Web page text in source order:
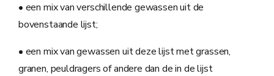
• een mix van verschillende gewassen uit de
bovenstaande lijst;
• een mix van gewassen uit deze lijst met grassen,
granen, peuldragers of andere dan de in de lijst